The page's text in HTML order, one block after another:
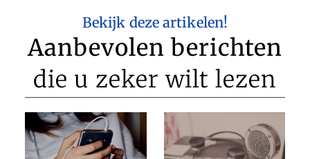
Bekijk deze artikelen!
Aanbevolen berichten
die u zeker wilt lezen